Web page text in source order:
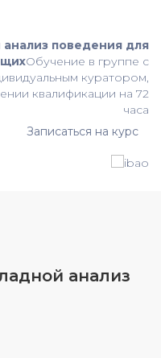
поведения для
Обучение в группе с
куратором,
квалификации на 72
часа
Записаться на курс
анализ